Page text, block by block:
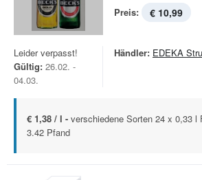
Preis: € 10,99
Leider verpasst!
Gültig: 26.02. -
04.03.
Händler: EDEKA
€ 1,38 / l - verschiedene Sorten 24 x 0,33 l
3.42 Pfand